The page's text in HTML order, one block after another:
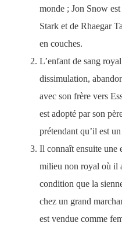
monde ; Jon Snow
Stark et de Rhaegar
en couches.
L’enfant de sang
dissimulation,
avec son frère vers
est adopté par son
prétendant qu’il est
Il connaît ensuite une
milieu non royal où il
condition que la
chez un grand
est vendue comme